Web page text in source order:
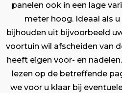
panelen ook in een lage
meter hoog. Ideaal als
bijhouden uit bijvoorbeeld
voortuin wil afscheiden van
heeft eigen voor- en
lezen op de betreffende
we voor u klaar bij